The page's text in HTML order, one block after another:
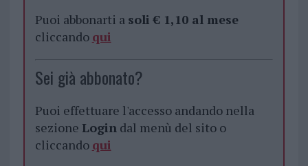
Puoi abbonarti a soli € 1,10 al mese
cliccando qui
Sei già abbonato?
Puoi effettuare l'accesso andando nella
sezione Logindal menù del sito o
cliccando qui